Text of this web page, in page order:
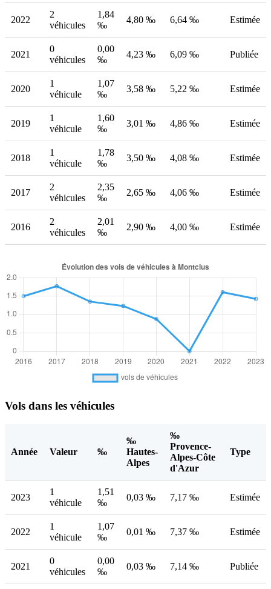
2022
2
véhicules
1,84
‰
4,80 ‰ 6,64 ‰ Estimée
2021
0
véhicules
0,00
‰
4,23 ‰ 6,09 ‰ Publiée
2020
1
véhicule
1,07
‰
3,58 ‰ 5,22 ‰ Estimée
2019
1
véhicule
1,60
‰
3,01 ‰ 4,86 ‰ Estimée
2018
1
véhicule
1,78
‰
3,50 ‰ 4,08 ‰ Estimée
2017
2
véhicules
2,35
‰
2,65 ‰ 4,06 ‰ Estimée
2016
2
véhicules
2,01
‰
2,90 ‰ 4,00 ‰ Estimée
Vols dans les véhicules
Année Valeur ‰
‰
Hautes-
Alpes
‰
Provence-
Alpes-Côte
d'Azur
Type
2023
1
véhicule
1,51
‰
0,03 ‰ 7,17 ‰ Estimée
2022
1
véhicule
1,07
‰
0,01 ‰ 7,37 ‰ Estimée
2021
0
véhicules
0,00
‰
0,03 ‰ 7,14 ‰ Publiée